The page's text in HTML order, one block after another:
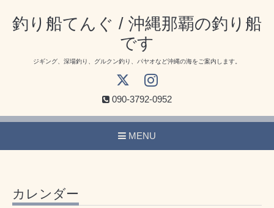
釣り船てんぐ / 沖縄那覇の釣り船
です
ジギング、深場釣り、グルクン釣り、パヤオなど沖縄の海をご案内します。
090-3792-0952
MENU
カレンダー